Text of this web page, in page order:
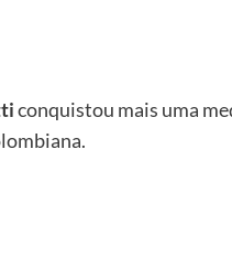
conquistou mais uma